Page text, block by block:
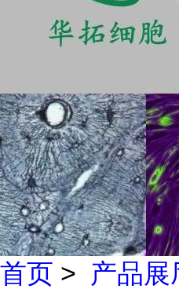
首页 > 产品展